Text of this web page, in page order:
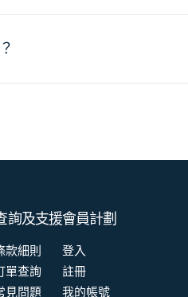
詢及支援
款細則
單查詢
見問題
會員計劃
登入
註冊
我的帳號